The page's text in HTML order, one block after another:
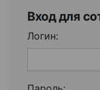
Вход для
Логин: